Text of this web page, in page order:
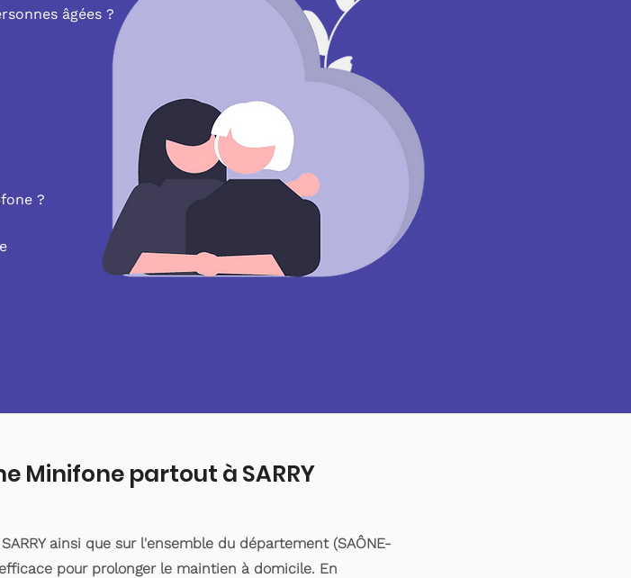
âgées ?
?
Minifone partout à SARRY
ainsi que sur l'ensemble du département (SAÔNE-
pour prolonger le maintien à domicile. En